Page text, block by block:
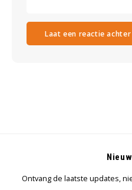
Laat een reactie achter
Ontvang de laatste updates,